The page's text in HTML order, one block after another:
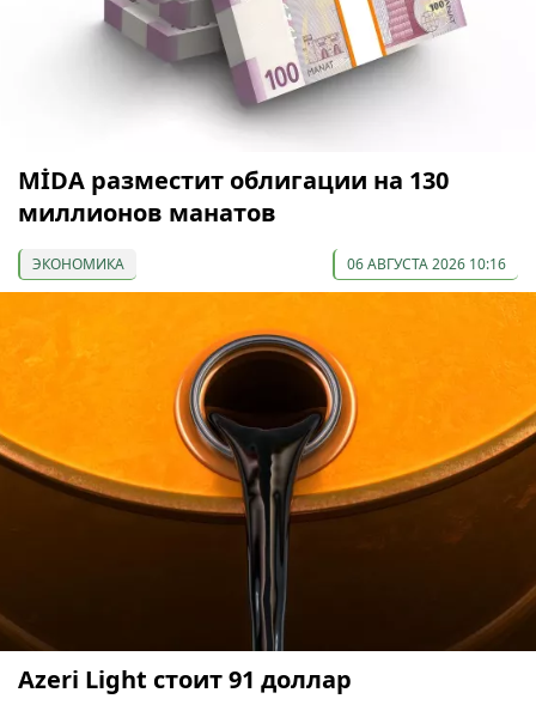
МİDA разместит облигации на 130
миллионов манатов
ЭКОНОМИКА 06 АВГУСТА 2026 10:16
Azeri Light стоит 91 доллар